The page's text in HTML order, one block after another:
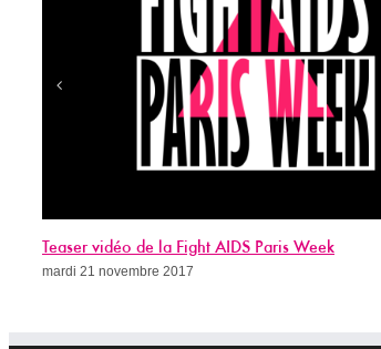
Appel à dons 2017
dimanche 19 novembre 2017